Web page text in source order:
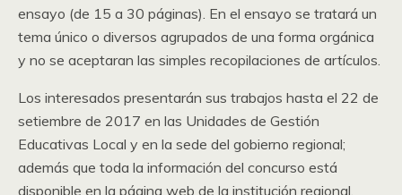
ensayo (de 15 a 30 páginas). En el ensayo se tratará un
tema único o diversos agrupados de una forma orgánica
y no se aceptaran las simples recopilaciones de artículos.
Los interesados presentarán sus trabajos hasta el 22 de
setiembre de 2017 en las Unidades de Gestión
Educativas Local y en la sede del gobierno regional;
además que toda la información del concurso está
disponible en la página web de la institución regional.